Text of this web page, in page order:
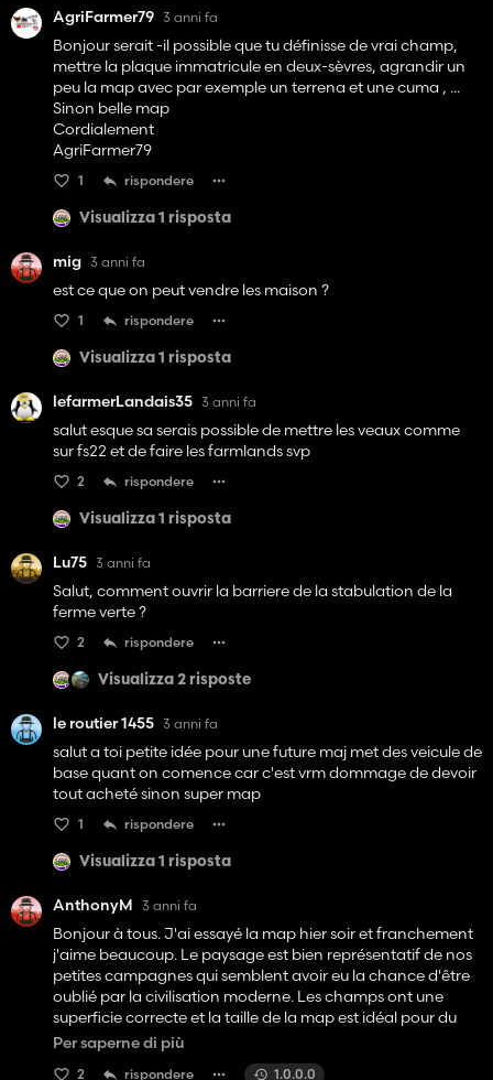
AgriFarmer79 3 anni fa
Bonjour serait -il possible que tu définisse de vrai champ,
mettre la plaque immatricule en deux-sèvres, agrandir un
peu la map avec par exemple un terrena et une cuma , ...
Sinon belle map
Cordialement
AgriFarmer79
1 rispondere
Visualizza 1 risposta
mig 3 anni fa
est ce que on peut vendre les maison ?
1 rispondere
Visualizza 1 risposta
lefarmerLandais35 3 anni fa
salut esque sa serais possible de mettre les veaux comme
sur fs22 et de faire les farmlands svp
2 rispondere
Visualizza 1 risposta
Lu75 3 anni fa
Salut, comment ouvrir la barriere de la stabulation de la
ferme verte ?
2 rispondere
Visualizza 2 risposte
le routier 1455 3 anni fa
salut a toi petite idée pour une future maj met des veicule de
base quant on comence car c'est vrm dommage de devoir
tout acheté sinon super map
1 rispondere
Visualizza 1 risposta
AnthonyM 3 anni fa
Bonjour à tous. J'ai essayé la map hier soir et franchement
j'aime beaucoup. Le paysage est bien représentatif de nos
petites campagnes qui semblent avoir eu la chance d'être
oublié par la civilisation moderne. Les champs ont une
superficie correcte et la taille de la map est idéal pour du
solo ou à 2. Le concessionnaire Claas me rappelle un
concessionaire Claas dans une petite ville près de chez moi.
Per saperne di più
2 rispondere 1.0.0.0